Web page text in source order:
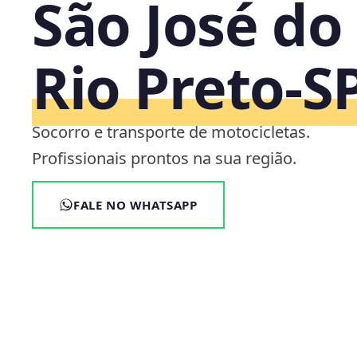
São José do
Rio
Socorro e transporte de motocicletas.
Profissionais prontos na sua região.
FALE NO WHATSAPP